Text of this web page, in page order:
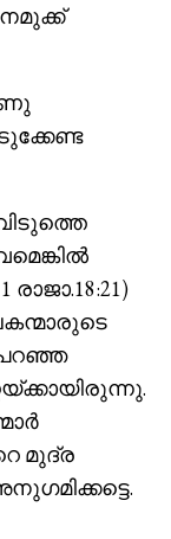
മുദ്ര